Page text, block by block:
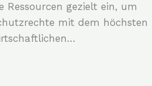
Ressourcen gezielt ein, um
mit dem höchsten